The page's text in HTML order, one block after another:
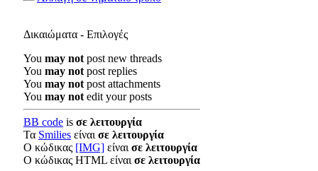
Δικαιώματα - Επιλογές
You may not post new threads
You may not post replies
You may not post attachments
You may not edit your posts
BB code is σε λειτουργία
Τα Smilies είναι σε λειτουργία
Ο κώδικας [IMG] είναι σε λειτουργία
Ο κώδικας HTML είναι σε λειτουργία